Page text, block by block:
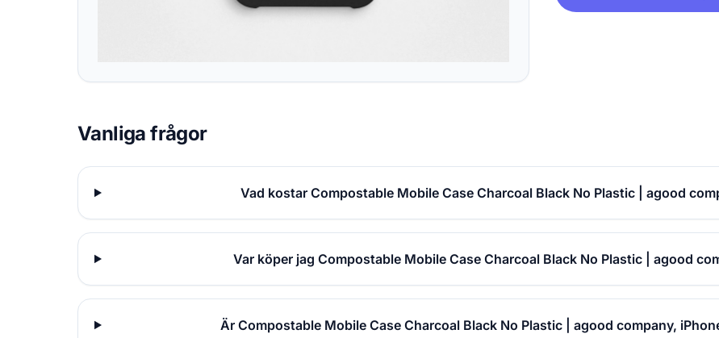
Vanliga frågor
Vad kostar Compostable Mobile Case Charcoal Black No Plastic | agood
Var köper jag Compostable Mobile Case Charcoal Black No Plastic | agood
Är Compostable Mobile Case Charcoal Black No Plastic | agood company,